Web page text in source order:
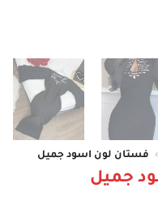
فستان لون اسود جميل
جميل